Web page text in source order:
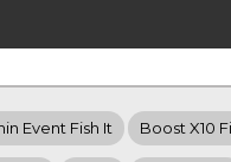
Event Fish It Boost X10